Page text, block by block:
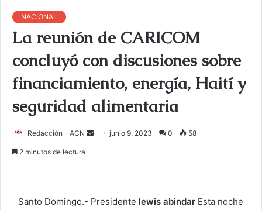
NACIONAL
La reunión de CARICOM
concluyó con discusiones sobre
financiamiento, energía, Haití y
seguridad alimentaria
Redacción - ACN
r
junio 9, 2023 0 58
2 minutos de lectura
Santo Domingo.- Presidente lewis abindar Esta noche